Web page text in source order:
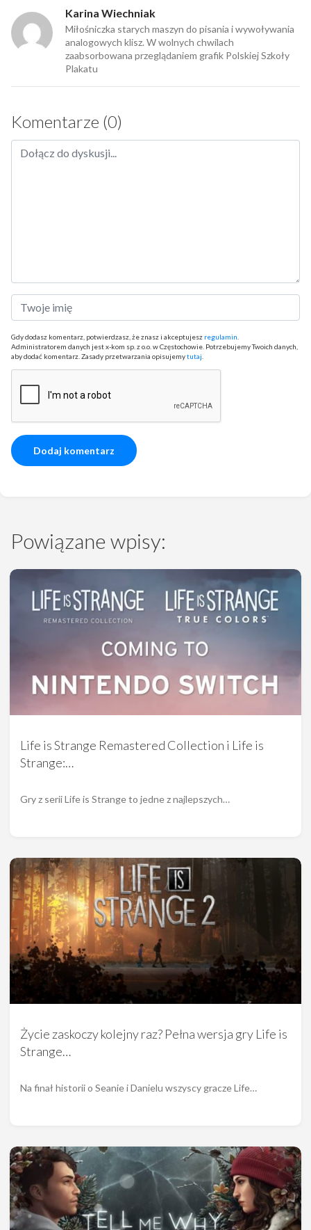
Karina Wiechniak
Miłośniczka starych maszyn do pisania i wywoływania
analogowych klisz. W wolnych chwilach
zaabsorbowana przeglądaniem grafik Polskiej Szkoły
Plakatu
Komentarze (0)
Gdy dodasz komentarz, potwierdzasz, że znasz i akceptujesz regulamin
Administratorem danych jest x-kom sp. z o.o. w Częstochowie. Potrzebujemy Twoich danych,
aby dodać komentarz. Zasady przetwarzania opisujemytutaj
Powiązane wpisy:
Life is Strange Remastered Collection i Life is
Strange:…
Gry z serii Life is Strange to jedne z najlepszych…
Życie zaskoczy kolejny raz? Pełna wersja gry Life is
Strange…
Na finał historii o Seanie i Danielu wszyscy gracze Life…